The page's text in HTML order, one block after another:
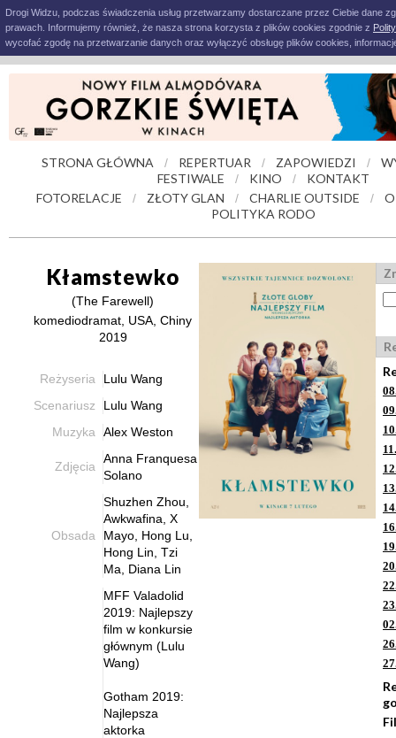
Drogi Widzu, podczas świadczenia usług przetwarzamy dostarczane przez Ciebie dane
prawach. Informujemy również, że nasza strona korzysta z plików cookies zgodnie z
wycofać zgodę na przetwarzanie danych oraz wyłączyć obsługę plików cookies,
STRONA GŁÓWNA / REPERTUAR / ZAPOWIEDZI /
FESTIWALE
/ KINO /
KONTAKT
FOTORELACJE
/ ZŁOTY GLAN / CHARLIE OUTSIDE /
POLITYKA RODO
Kłamstewko
(The Farewell)
komediodramat, USA, Chiny
2019
Reżyseria
Lulu Wang
Scenariusz
Lulu Wang
Muzyka
Alex Weston
Zdjęcia
Anna Franquesa
Solano
Obsada
Shuzhen Zhou,
Awkwafina, X
Mayo, Hong Lu,
Hong Lin, Tzi
Ma, Diana Lin
MFF Valadolid
2019: Najlepszy
film w konkursie
głównym (Lulu
Wang)
Gotham 2019:
Najlepsza
aktorka